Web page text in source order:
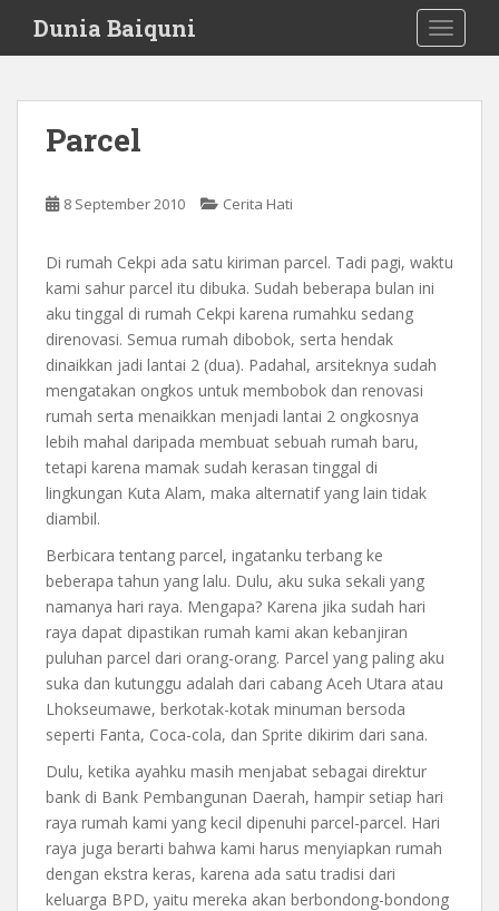
i
Dunia Baiquni
Parcel
8 September 2010 Cerita Hati
Di rumah Cekpi ada satu kiriman parcel. Tadi pagi, waktu
kami sahur parcel itu dibuka. Sudah beberapa bulan ini
aku tinggal di rumah Cekpi karena rumahku sedang
direnovasi. Semua rumah dibobok, serta hendak
dinaikkan jadi lantai 2 (dua). Padahal, arsiteknya sudah
mengatakan ongkos untuk membobok dan renovasi
rumah serta menaikkan menjadi lantai 2 ongkosnya
lebih mahal daripada membuat sebuah rumah baru,
tetapi karena mamak sudah kerasan tinggal di
lingkungan Kuta Alam, maka alternatif yang lain tidak
diambil.
Berbicara tentang parcel, ingatanku terbang ke
beberapa tahun yang lalu. Dulu, aku suka sekali yang
namanya hari raya. Mengapa? Karena jika sudah hari
raya dapat dipastikan rumah kami akan kebanjiran
puluhan parcel dari orang-orang. Parcel yang paling aku
suka dan kutunggu adalah dari cabang Aceh Utara atau
Lhokseumawe, berkotak-kotak minuman bersoda
seperti Fanta, Coca-cola, dan Sprite dikirim dari sana.
Dulu, ketika ayahku masih menjabat sebagai direktur
bank di Bank Pembangunan Daerah, hampir setiap hari
raya rumah kami yang kecil dipenuhi parcel-parcel. Hari
raya juga berarti bahwa kami harus menyiapkan rumah
dengan ekstra keras, karena ada satu tradisi dari
keluarga BPD, yaitu mereka akan berbondong-bondong